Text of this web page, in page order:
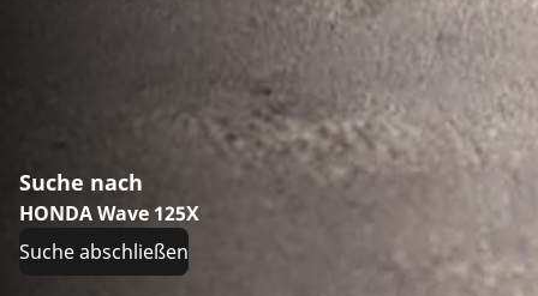
Suche nach
HONDA Wave 125X
Suche abschließen